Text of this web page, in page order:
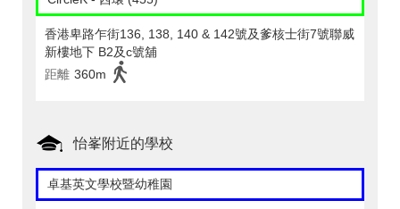
香港卑路乍街136, 138, 140 & 142號及爹核士街7號聯威
新樓地下 B2及c號舖
距離 360m
怡峯附近的學校
卓基英文學校暨幼稚園